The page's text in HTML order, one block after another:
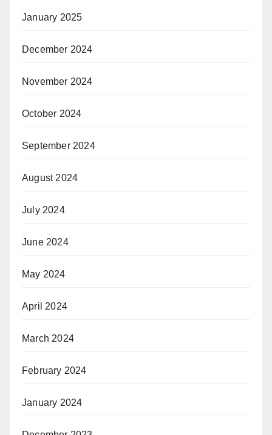
January 2025
December 2024
November 2024
October 2024
September 2024
August 2024
July 2024
June 2024
May 2024
April 2024
March 2024
February 2024
January 2024